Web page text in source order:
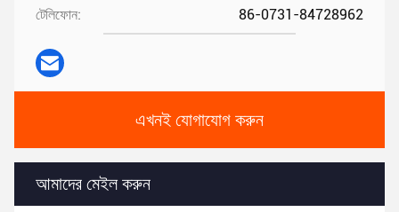
টেলিফোন: 86-0731-84728962
এখনই যোগাযোগ করুন
আমাদের মেইল ​​করুন